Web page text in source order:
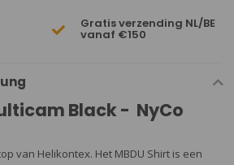
Gratis verzending NL/BE
vanaf €150
Black - NyCo
van Helikontex. Het MBDU Shirt is een